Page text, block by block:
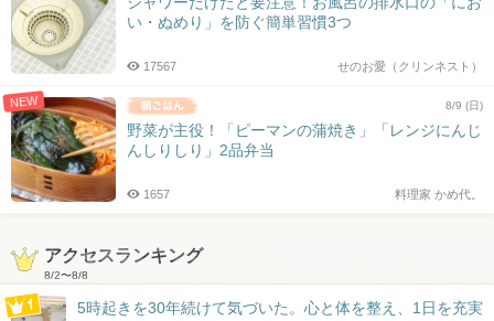
い・ぬめり」を防ぐ簡単習慣3つ
せのお愛（クリンネスト）
17567
NEW 8/9 (日)
野菜が主役！「ピーマンの蒲焼き」「レンジにんじ
んしりしり」2品弁当
料理家 かめ代。
1657
アクセスランキング
8/2〜8/8
5時起きを30年続けて気づいた。心と体を整え、1日を充実